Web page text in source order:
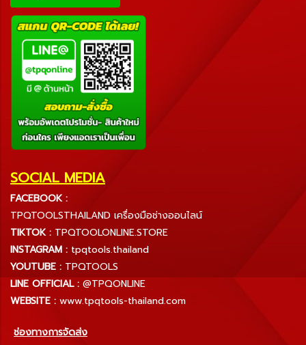
SOCIAL MEDIA
FACEBOOK :
TPQTOOLSTHAILAND เครื่องมือช่างออนไลน์
TIKTOK : TPQTOOLONLINE.STORE
INSTAGRAM : tpqtools.thailand
YOUTUBE : TPQTOOLS
LINE OFFICIAL : @TPQONLINE
WEBSITE : www.tpqtools-thailand.com
ช่องทางการจัดส่ง